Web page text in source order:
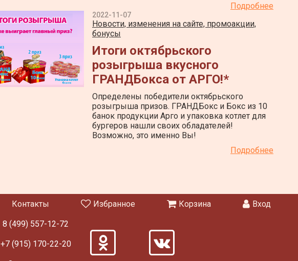
Подробнее
2022-11-07
Новости, изменения на сайте, промоакции,
бонусы
Итоги октябрьского
розыгрыша вкусного
ГРАНДБокса от АРГО!*
Определены победители октябрьского
розыгрыша призов. ГРАНДБокс и Бокс из 10
банок продукции Арго и упаковка котлет для
бургеров нашли своих обладателей!
Возможно, это именно Вы!
Подробнее
Контакты Избранное Корзина Вход
8 (499) 557-12-72
+7 (915) 170-22-20